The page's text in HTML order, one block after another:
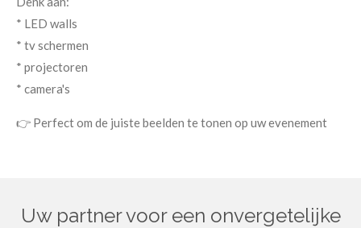
* LED walls
* tv schermen
* projectoren
* camera's
👉 Perfect om de juiste beelden te tonen op uw evenement
Uw partner voor een onvergetelijke